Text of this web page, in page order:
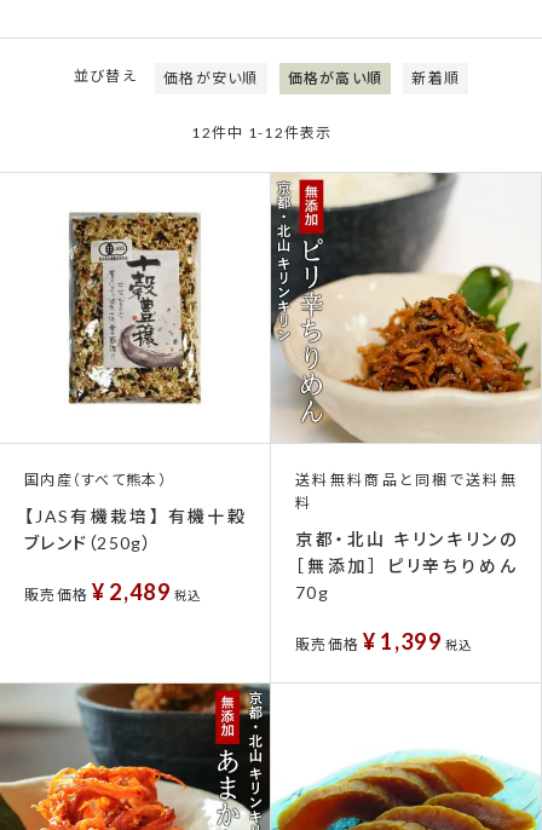
並び替え 価格が安い順 価格が高い順 新着順
12件中 1-12件表示
国内産（すべて熊本）
【JAS有機栽培】 有機十穀
ブレンド（250g）
販売価格 ¥ 2,489 税込
送料無料商品と同梱で送料無
料
京都・北山 キリンキリンの
［無添加］ ピリ辛ちりめん
70g
販売価格 ¥ 1,399 税込